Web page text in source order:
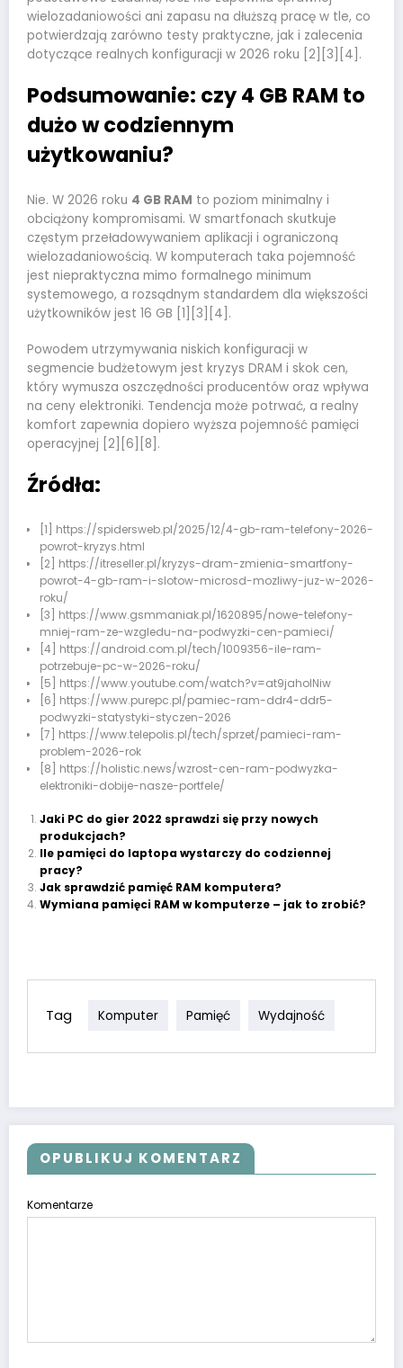
wielozadaniowości ani zapasu na dłuższą pracę w tle, co
potwierdzają zarówno testy praktyczne, jak i zalecenia
dotyczące realnych konfiguracji w 2026 roku [2][3][4].
Podsumowanie: czy 4 GB RAM to
dużo w codziennym
użytkowaniu?
Nie. W 2026 roku 4 GB RAM to poziom minimalny i
obciążony kompromisami. W smartfonach skutkuje
częstym przeładowywaniem aplikacji i ograniczoną
wielozadaniowością. W komputerach taka pojemność
jest niepraktyczna mimo formalnego minimum
systemowego, a rozsądnym standardem dla większości
użytkowników jest 16 GB [1][3][4].
Powodem utrzymywania niskich konfiguracji w
segmencie budżetowym jest kryzys DRAM i skok cen,
który wymusza oszczędności producentów oraz wpływa
na ceny elektroniki. Tendencja może potrwać, a realny
komfort zapewnia dopiero wyższa pojemność pamięci
operacyjnej [2][6][8].
Źródła:
[1] https://spidersweb.pl/2025/12/4-gb-ram-telefony-2026-
powrot-kryzys.html
[2] https://itreseller.pl/kryzys-dram-zmienia-smartfony-
powrot-4-gb-ram-i-slotow-microsd-mozliwy-juz-w-2026-
roku/
[3] https://www.gsmmaniak.pl/1620895/nowe-telefony-
mniej-ram-ze-wzgledu-na-podwyzki-cen-pamieci/
[4] https://android.com.pl/tech/1009356-ile-ram-
potrzebuje-pc-w-2026-roku/
[5] https://www.youtube.com/watch?v=at9jahoINiw
[6] https://www.purepc.pl/pamiec-ram-ddr4-ddr5-
podwyzki-statystyki-styczen-2026
[7] https://www.telepolis.pl/tech/sprzet/pamieci-ram-
problem-2026-rok
[8] https://holistic.news/wzrost-cen-ram-podwyzka-
elektroniki-dobije-nasze-portfele/
Jaki PC do gier 2022 sprawdzi się przy nowych
produkcjach?
Ile pamięci do laptopa wystarczy do codziennej
pracy?
Jak sprawdzić pamięć RAM komputera?
Wymiana pamięci RAM w komputerze – jak to zrobić?
Tag Komputer Pamięć Wydajność
OPUBLIKUJ KOMENTARZ
Komentarze